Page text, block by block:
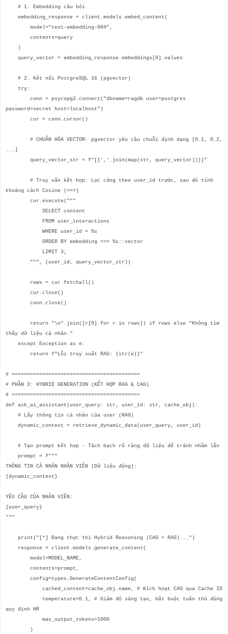
# 1. Embedding câu hỏi
embedding_response = client.models.embed_content(
model="text-embedding-004",
contents=query
)
query_vector = embedding_response.embeddings[0].values
# 2. Kết nối PostgreSQL 16 (pgvector)
try:
conn = psycopg2.connect("dbname=ragdb user=postgres
password=secret host=localhost")
cur = conn.cursor()
# CHUẨN HÓA VECTOR: pgvector yêu cầu chuỗi định dạng [0.1, 0.2,
...]
query_vector_str = f"[{','.join(map(str, query_vector))}]"
# Truy vấn kết hợp: Lọc cứng theo user_id trước, sau đó tính
khoảng cách Cosine (<=>)
cur.execute("""
SELECT content
FROM user_interactions
WHERE user_id = %s
ORDER BY embedding <=> %s::vector
LIMIT 3;
""", (user_id, query_vector_str))
rows = cur.fetchall()
cur.close()
conn.close()
return "\n".join([r[0] for r in rows]) if rows else "Không tìm
thấy dữ liệu cá nhân."
except Exception as e:
return f"Lỗi truy xuất RAG: {str(e)}"
# ==========================================
# PHẦN 3: HYBRID GENERATION (KẾT HỢP RAG & CAG)
# ==========================================
def ask_ai_assistant(user_query: str, user_id: str, cache_obj):
# Lấy thông tin cá nhân của user (RAG)
dynamic_context = retrieve_dynamic_data(user_query, user_id)
# Tạo prompt kết hợp - Tách bạch rõ ràng dữ liệu để tránh nhầm lẫn
prompt = f"""
THÔNG TIN CÁ NHÂN NHÂN VIÊN (Dữ liệu động):
{dynamic_context}
YÊU CẦU CỦA NHÂN VIÊN:
{user_query}
"""
print("[*] Đang thực thi Hybrid Reasoning (CAG + RAG)...")
response = client.models.generate_content(
model=MODEL_NAME,
contents=prompt,
config=types.GenerateContentConfig(
cached_content=cache_obj.name, # Kích hoạt CAG qua Cache ID
temperature=0.1, # Giảm độ sáng tạo, bắt buộc tuân thủ đúng
quy định HR
max_output_tokens=1000
)